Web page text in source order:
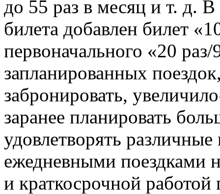
до 55 раз в месяц и т. д.
билета добавлен билет
первоначального «20
запланированных
забронировать,
заранее планировать
удовлетворять
ежедневными поездками
и краткосрочной работой